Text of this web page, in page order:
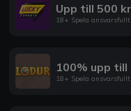
Upp till 500
18+ Spela
100% upp till
18+ Spela